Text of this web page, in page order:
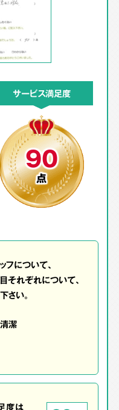
サービス満足度
90
点
フについて、
それぞれについて、
さい。
清潔
度は